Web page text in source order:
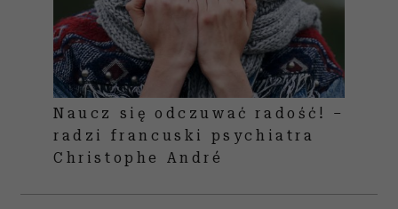
Naucz się odczuwać radość! –
radzi francuski psychiatra
Christophe André